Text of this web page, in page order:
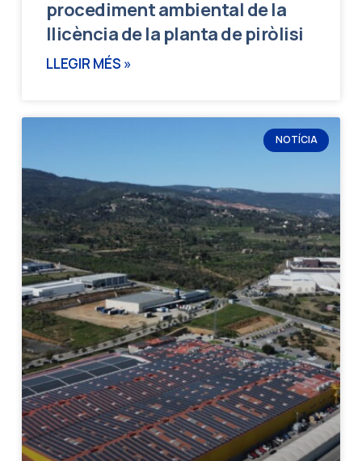
procediment ambiental de la
llicència de la planta de piròlisi
LLEGIR MÉS »
NOTÍCIA